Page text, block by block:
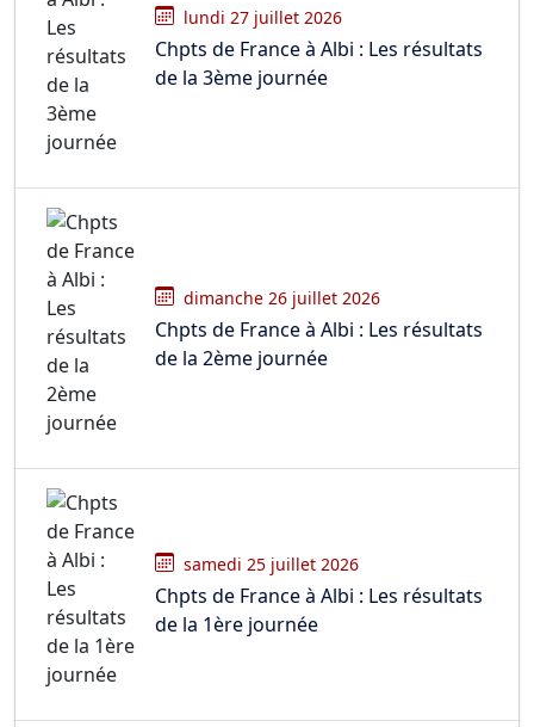
lundi 27 juillet 2026
Chpts de France à Albi : Les résultats
de la 3ème journée
dimanche 26 juillet 2026
Chpts de France à Albi : Les résultats
de la 2ème journée
samedi 25 juillet 2026
Chpts de France à Albi : Les résultats
de la 1ère journée